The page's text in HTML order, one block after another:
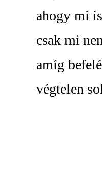
ahogy mi
csak mi
amíg
végtelen